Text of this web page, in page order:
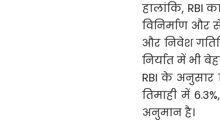
हालांकि, RBI
विनिर्माण
और निवेश
निर्यात में भी
RBI के अनुसार
तिमाही में
अनुमान है।